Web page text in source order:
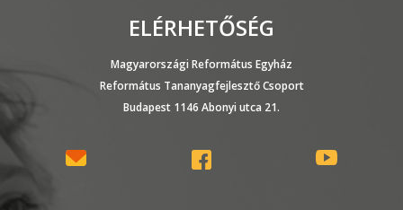
ELÉRHETŐSÉG
Magyarországi Református Egyház
Református Tananyagfejlesztő Csoport
Budapest 1146 Abonyi utca 21.